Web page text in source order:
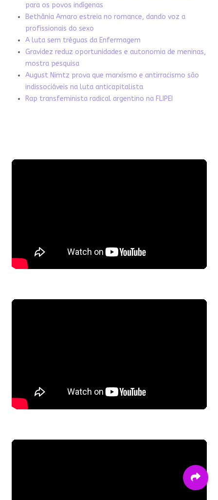
para os povos indígenas
Bethânia Amaro estreia no romance, dando voz a
profissionais do sexo
A luta sem tréguas da Enfermagem
Gravidez reduz oportunidades e autonomia de meninas,
mostra pesquisa
August Nimtz prova que marxismo e antirracismo são
indissociáveis na luta anticapitalista
Rap transfeminista radical argentino na FLIPEI